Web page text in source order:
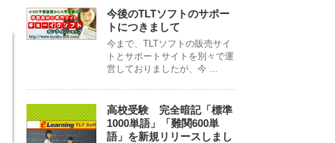
今後のTLTソフトのサポー
トにつきまして
今まで、TLTソフトの販売サイ
トとサポートサイトを別々で運
営しておりましたが、今 ...
高校受験 完全暗記「標準
1000単語」「難関600単
語」を新規リリースしまし